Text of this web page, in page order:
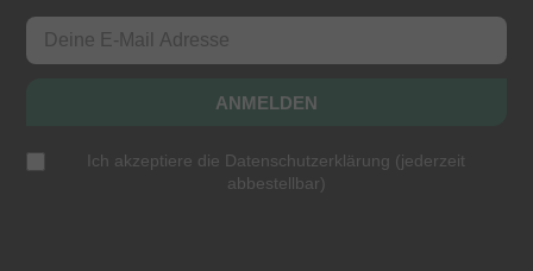
ANMELDEN
Ich akzeptiere die Datenschutzerklärung (jederzeit
abbestellbar)